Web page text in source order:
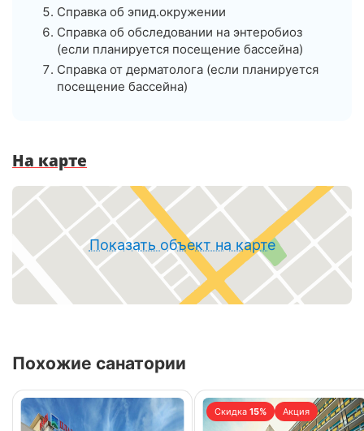
Справка об эпид.окружении
Справка об обследовании на энтеробиоз
(если планируется посещение бассейна)
Справка от дерматолога (если планируется
посещение бассейна)
На карте
Показать объект на карте
Похожие санатории
Скидка 15% Акция